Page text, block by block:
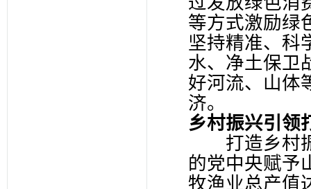
等方式激励绿
坚持精准、科
水、净土保卫
好河流、山体
济。
乡村振兴引领
打造乡村振
的党中央赋予
牧渔业总产值